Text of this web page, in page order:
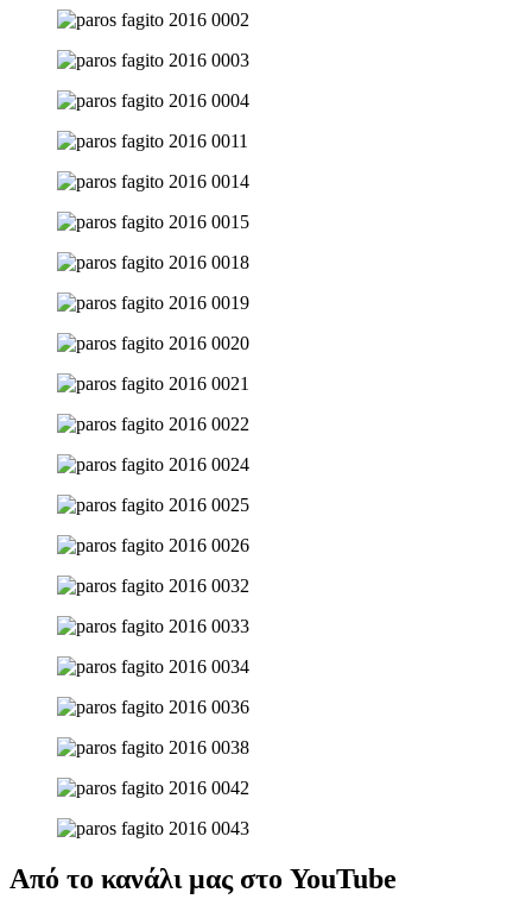
Από το κανάλι μας στο YouTube